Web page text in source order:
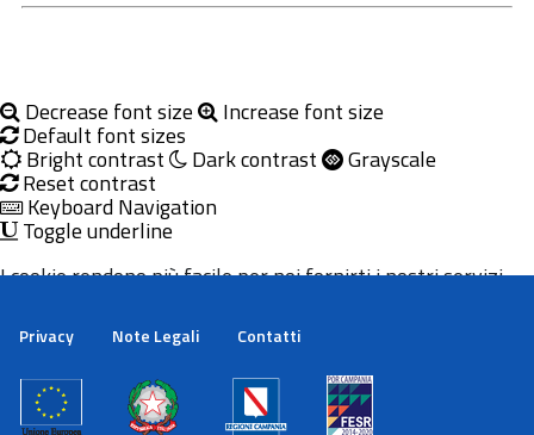
Decrease font size Increase font size
Default font sizes
Bright contrast Dark contrast Grayscale
Reset contrast
Keyboard Navigation
Toggle underline
Privacy Note Legali Contatti
I cookie rendono più facile per noi fornirti i nostri servizi.
cookie.
Maggiori informazioni